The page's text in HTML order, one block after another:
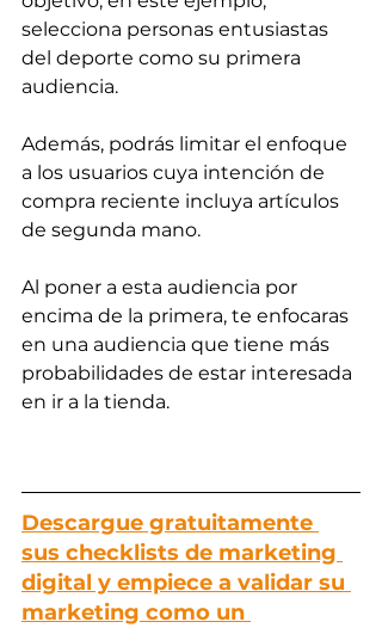
selecciona personas entusiastas
del deporte como su primera
audiencia.
Además, podrás limitar el enfoque
a los usuarios cuya intención de
compra reciente incluya artículos
de segunda mano.
Al poner a esta audiencia por
encima de la primera, te enfocaras
en una audiencia que tiene más
probabilidades de estar interesada
en ir a la tienda.
Descargue gratuitamente
sus checklists de marketing
digital y empiece a validar su
marketing como un